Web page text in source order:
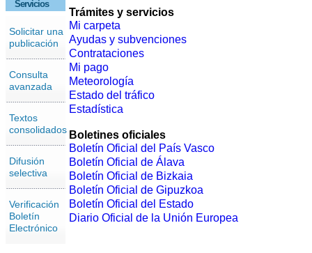
Servicios
Solicitar una
publicación
Consulta
avanzada
Textos
consolidados
Difusión
selectiva
Verificación
Boletín
Electrónico
Trámites y servicios
Mi carpeta
Ayudas y subvenciones
Contrataciones
Mi pago
Meteorología
Estado del tráfico
Estadística
Boletines oficiales
Boletín Oficial del País Vasco
Boletín Oficial de Álava
Boletín Oficial de Bizkaia
Boletín Oficial de Gipuzkoa
Boletín Oficial del Estado
Diario Oficial de la Unión Europea